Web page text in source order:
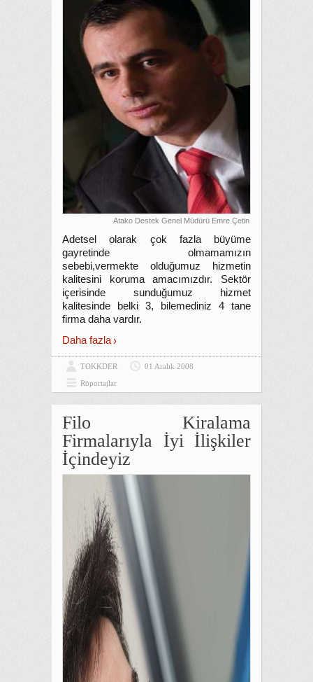
Atako Destek Genel Müdürü Emre Çetin
Adetsel olarak çok fazla büyüme
gayretinde olmamamızın
sebebi,vermekte olduğumuz hizmetin
kalitesini koruma amacımızdır. Sektör
içerisinde sunduğumuz hizmet
kalitesinde belki 3, bilemediniz 4 tane
firma daha vardır.
Daha fazla
TOKKDER
01 Aralık 2008
Röportajlar
Filo Kiralama
Firmalarıyla İyi İlişkiler
İçindeyiz